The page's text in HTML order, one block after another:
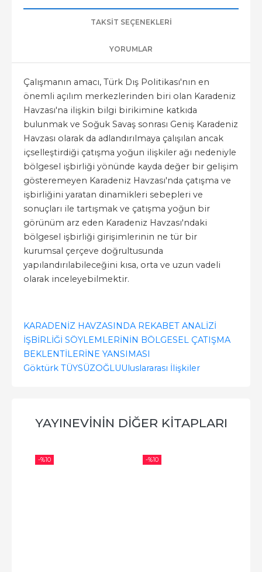
TAKSIT SEÇENEKLERI
YORUMLAR
Çalışmanın amacı, Türk Dış Politikası'nın en
önemli açılım merkezlerinden biri olan Karadeniz
Havzası'na ilişkin bilgi birikimine katkıda
bulunmak ve Soğuk Savaş sonrası Geniş Karadeniz
Havzası olarak da adlandırılmaya çalışılan ancak
içselleştirdiği çatışma yoğun ilişkiler ağı nedeniyle
bölgesel işbirliği yönünde kayda değer bir gelişim
gösteremeyen Karadeniz Havzası'nda çatışma ve
işbirliğini yaratan dinamikleri sebepleri ve
sonuçları ile tartışmak ve çatışma yoğun bir
görünüm arz eden Karadeniz Havzası'ndaki
bölgesel işbirliği girişimlerinin ne tür bir
kurumsal çerçeve doğrultusunda
yapılandırılabileceğini kısa, orta ve uzun vadeli
olarak inceleyebilmektir.
KARADENİZ HAVZASINDA REKABET ANALİZİ
İŞBİRLİĞİ SÖYLEMLERİNİN BÖLGESEL ÇATIŞMA
BEKLENTİLERİNE YANSIMASI
Göktürk TÜYSÜZOĞLUUluslararası İlişkiler
YAYINEVININ DIĞER KITAPLARI
-%10 -%10